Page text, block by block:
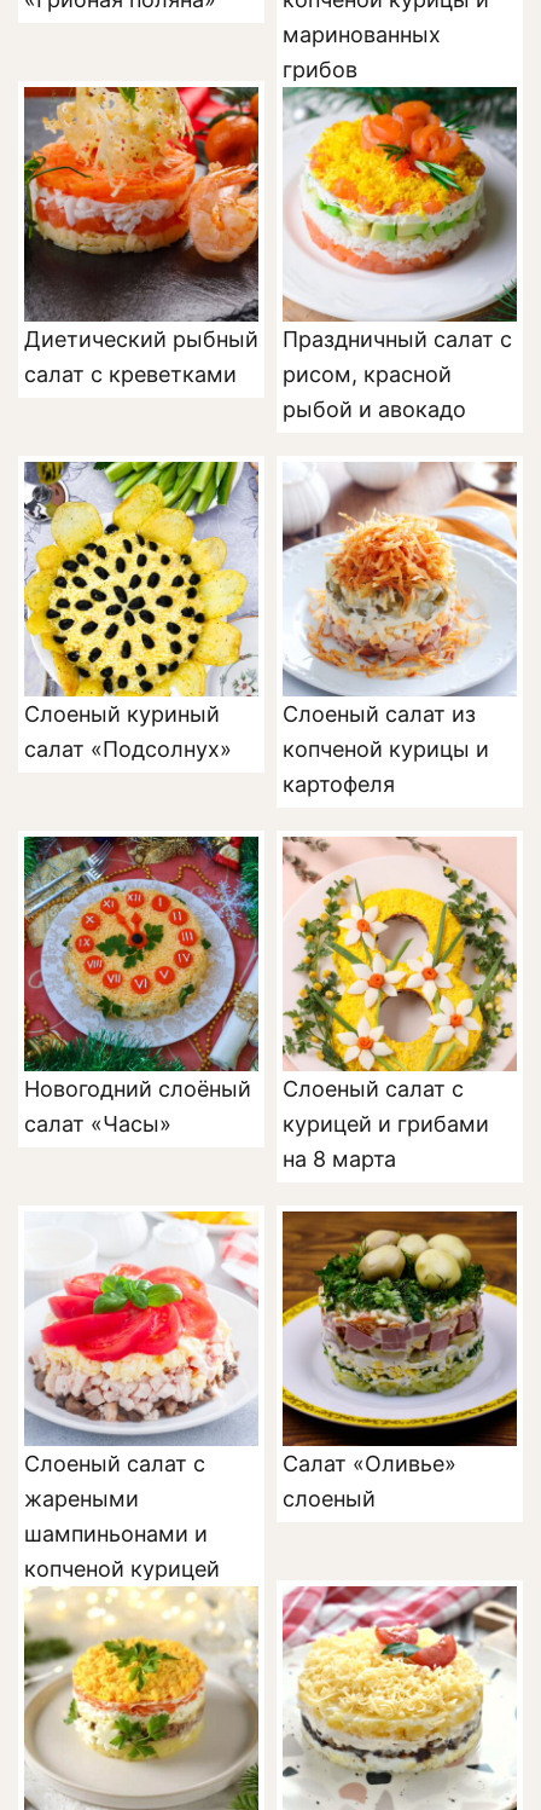
маринованных
грибов
Диетический рыбный
салат с креветками
Праздничный салат с
рисом, красной
рыбой и авокадо
Cлоеный куриный
салат «Подсолнух»
Слоеный салат из
копченой курицы и
картофеля
Новогодний слоёный
салат «Часы»
Слоеный салат с
курицей и грибами
на 8 марта
Слоеный салат с
жареными
шампиньонами и
копченой курицей
Салат «Оливье»
слоеный